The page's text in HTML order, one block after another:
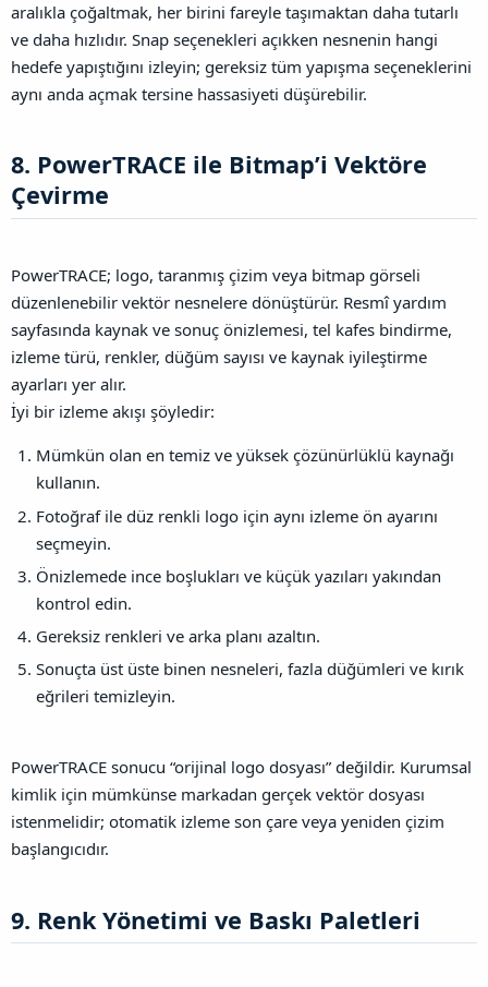
aralıkla çoğaltmak, her birini fareyle taşımaktan daha tutarlı
ve daha hızlıdır. Snap seçenekleri açıkken nesnenin hangi
hedefe yapıştığını izleyin; gereksiz tüm yapışma seçeneklerini
aynı anda açmak tersine hassasiyeti düşürebilir.
8. PowerTRACE ile Bitmap’i Vektöre
Çevirme​
PowerTRACE; logo, taranmış çizim veya bitmap görseli
düzenlenebilir vektör nesnelere dönüştürür. Resmî yardım
sayfasında kaynak ve sonuç önizlemesi, tel kafes bindirme,
izleme türü, renkler, düğüm sayısı ve kaynak iyileştirme
ayarları yer alır.
İyi bir izleme akışı şöyledir:
Mümkün olan en temiz ve yüksek çözünürlüklü kaynağı
kullanın.
Fotoğraf ile düz renkli logo için aynı izleme ön ayarını
seçmeyin.
Önizlemede ince boşlukları ve küçük yazıları yakından
kontrol edin.
Gereksiz renkleri ve arka planı azaltın.
Sonuçta üst üste binen nesneleri, fazla düğümleri ve kırık
eğrileri temizleyin.
PowerTRACE sonucu “orijinal logo dosyası” değildir. Kurumsal
kimlik için mümkünse markadan gerçek vektör dosyası
istenmelidir; otomatik izleme son çare veya yeniden çizim
başlangıcıdır.
9. Renk Yönetimi ve Baskı Paletleri​